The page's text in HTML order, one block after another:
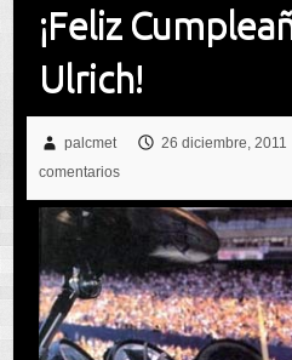
¡Feliz
Ulrich!
palcmet 26 diciembre, 2011
comentarios